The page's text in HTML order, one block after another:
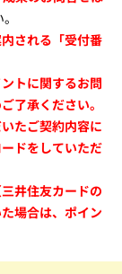
される「受付番
トに関するお問
了承ください。
たご契約内容に
ドをしていただ
井住友カードの
場合は、ポイン